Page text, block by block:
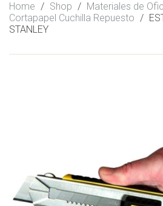
Home / Shop / Materiales de
Cortapapel Cuchilla Repuesto /
STANLEY